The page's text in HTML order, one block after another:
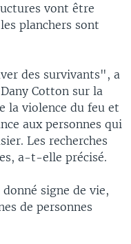
vont être
planchers sont
des survivants", a
Cotton sur la
la violence du feu et
aux personnes qui
Les recherches
a-t-elle précisé.
signe de vie,
de personnes